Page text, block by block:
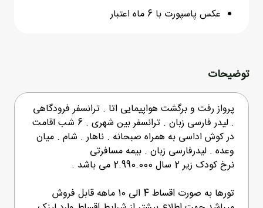
عکس پاسپورت با 6 ماه اعتبار
توضیحات
پرواز رفت و برگشت هواپیمایی اتا . ترانسفر فرودگاهی
. لیدر فارسی زبان . ترانسفر بین شهری . 6 شب اقامت
در کوش اداسی به همراه صبحانه . ناهار . شام . میان
وعده . لیدرفارسی زبان . بیمه مسافرتی
نرخ کودک زیر 2 سال 2.990.000 می باشد .
تورها به صورت اقساط 4 الی 10 ماهه قابل فروش